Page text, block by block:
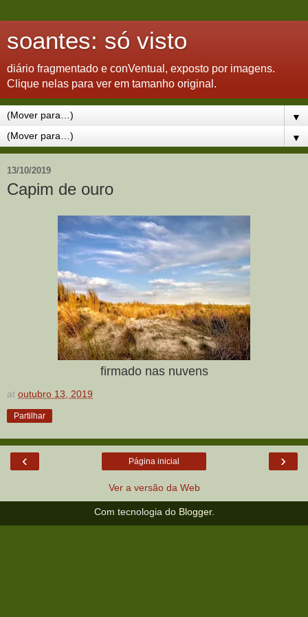
soantes: só visto
diário fragmentado e conVentual, exposto por imagens.
Clique nelas para ver em tamanho original.
▼
▼
13/10/2019
Capim de ouro
firmado nas nuvens
at outubro 13, 2019
Partilhar
‹ ›
Página inicial
Ver a versão da Web
Com tecnologia do Blogger.